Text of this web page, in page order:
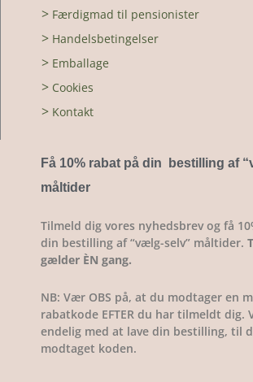
> Færdigmad til pensionister
> Handelsbetingelser
> Emballage
> Cookies
> Kontakt
Få 10% rabat på din bestilling af
måltider
Tilmeld dig vores nyhedsbrev og få
din bestilling af “vælg-selv” måltider.
gælder ÈN gang.
NB: Vær OBS på, at du modtager en
rabatkode EFTER du har tilmeldt dig.
endelig med at lave din bestilling, til
modtaget koden.